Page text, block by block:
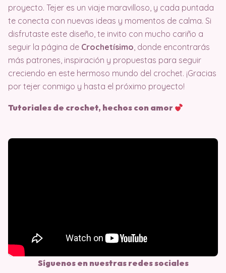
proyecto. Tejer es un viaje maravilloso, y cada puntada
te conecta con nuevas ideas y momentos de calma. Si
disfrutaste este diseño, te invito con mucho cariño a
seguir la página de Crochetísimo, donde encontrarás
más patrones, inspiración y propuestas para seguir
creciendo en este hermoso mundo del crochet. ¡Gracias
por tejer conmigo y hasta el próximo proyecto!
Tutoriales de crochet, hechos con amor
Síguenos en nuestras redes sociales